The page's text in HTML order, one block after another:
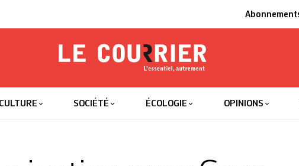
Le Courrier
CULTURE SOCIÉTÉ ÉCOLOGIE OPINIONS